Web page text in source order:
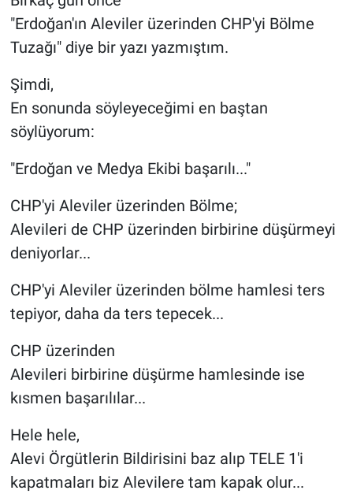
"Erdoğan'ın Aleviler üzerinden CHP'yi Bölme
Tuzağı" diye bir yazı yazmıştım.
Şimdi,
En sonunda söyleyeceğimi en baştan
söylüyorum:
"Erdoğan ve Medya Ekibi başarılı..."
CHP'yi Aleviler üzerinden Bölme;
Alevileri de CHP üzerinden birbirine düşürmeyi
deniyorlar...
CHP'yi Aleviler üzerinden bölme hamlesi ters
tepiyor, daha da ters tepecek...
CHP üzerinden
Alevileri birbirine düşürme hamlesinde ise
kısmen başarılılar...
Hele hele,
Alevi Örgütlerin Bildirisini baz alıp TELE 1'i
kapatmaları biz Alevilere tam kapak olur...